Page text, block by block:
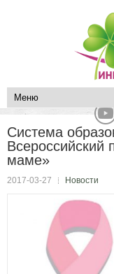
Система
Всероссийский
маме»
2017-03-27 Новости